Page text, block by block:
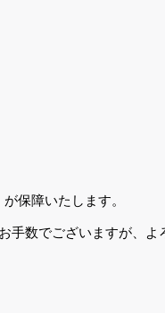
保障いたします。
お手数でございますが、よ